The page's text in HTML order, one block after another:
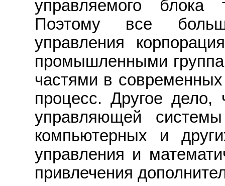
управляемого
Поэтому все
управления
промышленными
частями в
процесс. Другое дело,
управляющей
компьютерных и
управления и
привлечения